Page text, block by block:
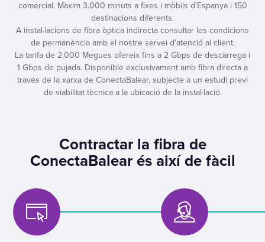
comercial. Màxim 3.000 minuts a fixes i mòbils d'Espanya i 150
destinacions diferents.
A instal·lacions de fibra òptica indirecta consultar les condicions
de permanència amb el nostre servei d'atenció al client.
La tarifa de 2.000 Megues ofereix fins a 2 Gbps de descàrrega i
1 Gbps de pujada. Disponible exclusivament amb fibra directa a
través de la xarxa de ConectaBalear, subjecte a un estudi previ
de viabilitat tècnica a la ubicació de la instal·lació.
Contractar la fibra de
ConectaBalear és així de fàcil